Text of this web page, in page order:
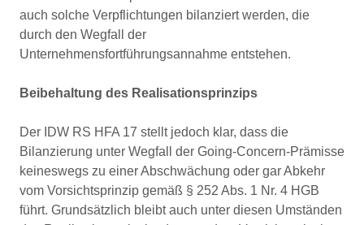
auch solche Verpflichtungen bilanziert werden, die
durch den Wegfall der
Unternehmensfortführungsannahme entstehen.
Beibehaltung des Realisationsprinzips
Der IDW RS HFA 17 stellt jedoch klar, dass die
Bilanzierung unter Wegfall der Going-Concern-Prämisse
keineswegs zu einer Abschwächung oder gar Abkehr
vom Vorsichtsprinzip gemäß § 252 Abs. 1 Nr. 4 HGB
führt. Grundsätzlich bleibt auch unter diesen Umständen